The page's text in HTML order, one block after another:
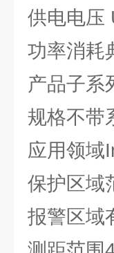
供电电压
功率消耗
产品子系
规格不带
应用领域
保护区域
报警区域